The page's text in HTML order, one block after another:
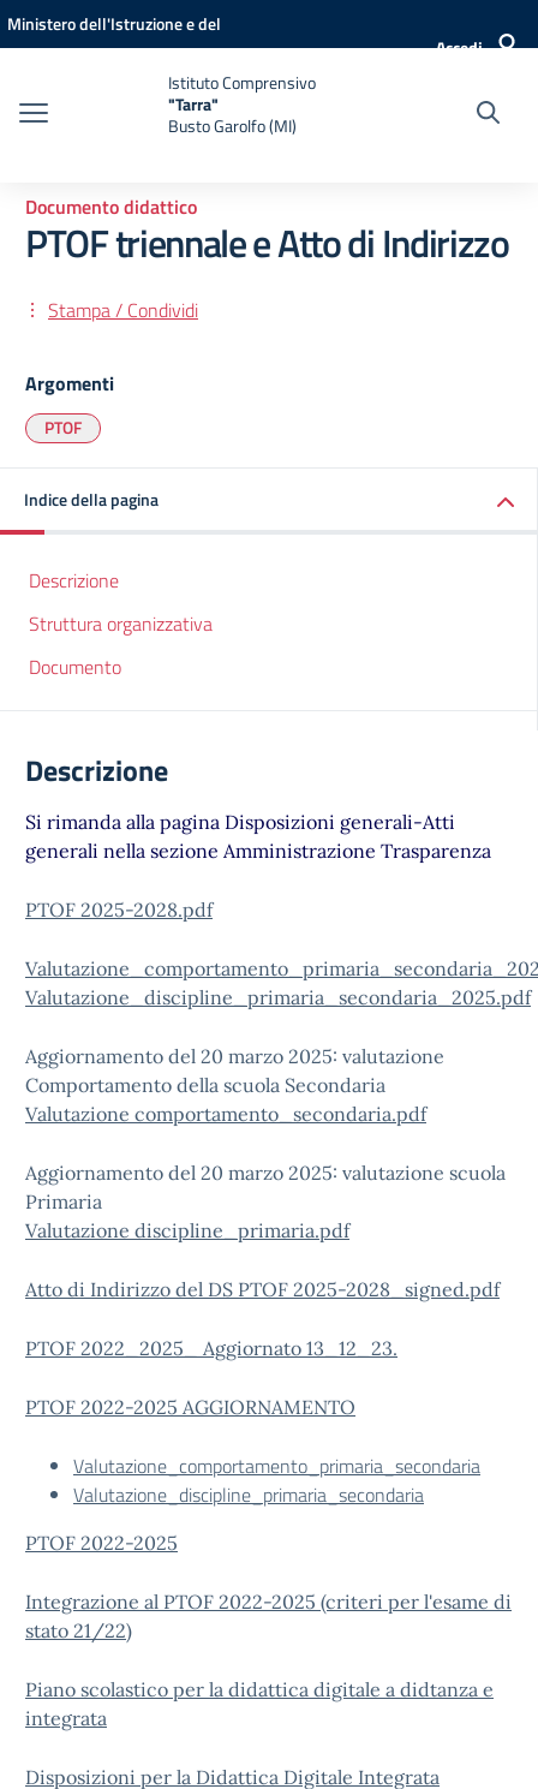
Vai ai contenuti
Vai al menu di navigazione
Vai al footer
Ministero dell'Istruzione e del
Accedi
Istituto Comprensivo
"Tarra"
Busto Garolfo (MI)
Documento didattico
PTOF triennale e Atto di Indirizzo
Stampa / Condividi
Argomenti
PTOF
Indice della pagina
Descrizione
Struttura organizzativa
Documento
Descrizione
Si rimanda alla pagina Disposizioni generali-Atti
generali nella sezione Amministrazione Trasparenza
PTOF 2025-2028.pdf
Valutazione_discipline_primaria_secondaria_2025.pdf
Aggiornamento del 20 marzo 2025: valutazione
Comportamento della scuola Secondaria
Valutazione comportamento_secondaria.pdf
Aggiornamento del 20 marzo 2025: valutazione scuola
Primaria
Valutazione discipline_primaria.pdf
Atto di Indirizzo del DS PTOF 2025-2028_signed.pdf
PTOF 2022_2025_ Aggiornato 13_12_23.
PTOF 2022-2025 AGGIORNAMENTO
Valutazione_comportamento_primaria_secondaria
Valutazione_discipline_primaria_secondaria
PTOF 2022-2025
Integrazione al PTOF 2022-2025 (criteri per l'esame di
stato 21/22)
Piano scolastico per la didattica digitale a didtanza e
integrata
Disposizioni per la Didattica Digitale Integrata